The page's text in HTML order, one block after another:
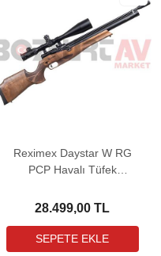
Reximex Daystar W RG
PCP Havalı Tüfek
28.499,00 TL